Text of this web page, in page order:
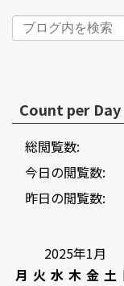
Count per Day
総閲覧数:
今日の閲覧数:
昨日の閲覧数:
2025年1月
月 火 水 木 金 土